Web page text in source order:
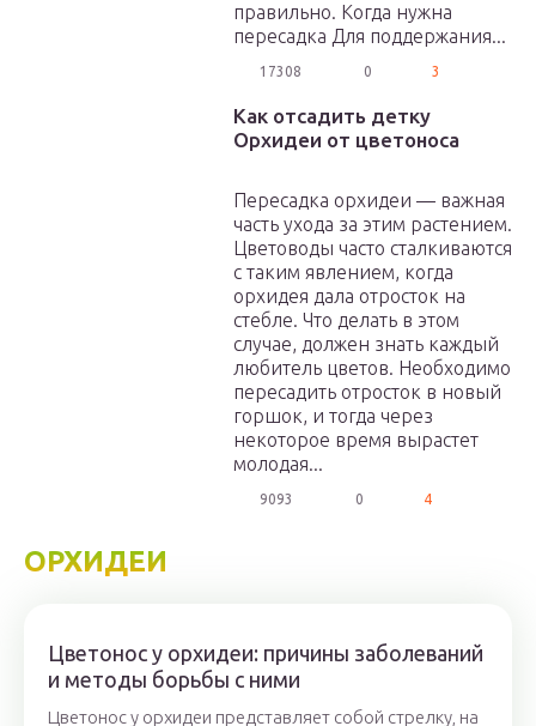
правильно. Когда нужна
пересадка Для поддержания...
17308 0 3
Как отсадить детку
Орхидеи от цветоноса
Пересадка орхидеи — важная
часть ухода за этим растением.
Цветоводы часто сталкиваются
с таким явлением, когда
орхидея дала отросток на
стебле. Что делать в этом
случае, должен знать каждый
любитель цветов. Необходимо
пересадить отросток в новый
горшок, и тогда через
некоторое время вырастет
молодая...
9093 0 4
ОРХИДЕИ
Цветонос у орхидеи: причины заболеваний
и методы борьбы с ними
Цветонос у орхидеи представляет собой стрелку, на